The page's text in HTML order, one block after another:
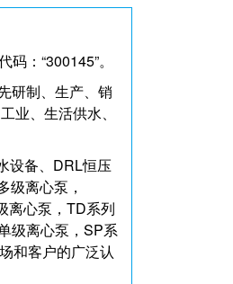
：“300145”。
研制、生产、销
业、生活供水、
设备、DRL恒压
离心泵，
离心泵，TD系列
级离心泵，SP系
和客户的广泛认